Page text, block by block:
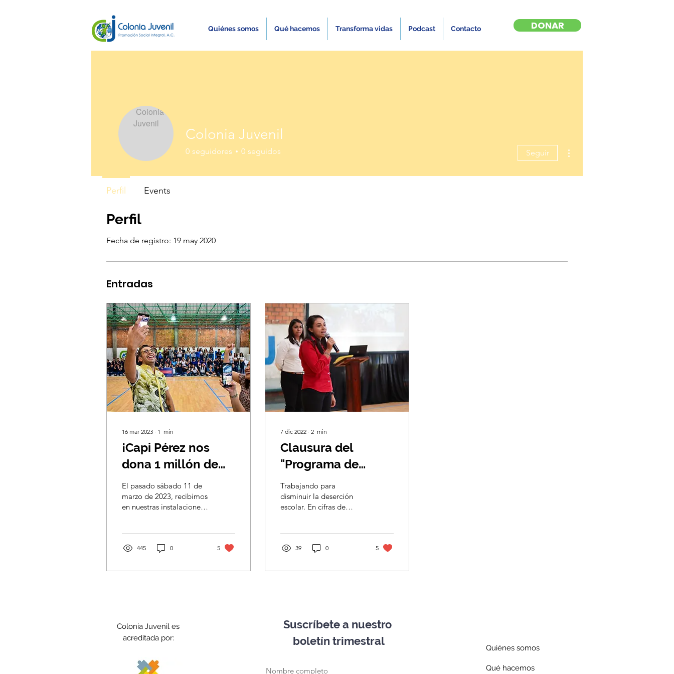
Quiénes somos Qué hacemos Transforma vidas Podcast Contacto DONAR
Perfil
Fecha de registro: 19 may 2020
Entradas
16 mar 2023 ∙ 1 min
¡Capi Pérez nos
dona 1 millón de
pesos!
El pasado sábado 11 de
marzo de 2023, recibimos
en nuestras instalaciones
445 0 5
7 dic 2022 ∙ 2 min
Clausura del
"Programa de
mentorías para el
desarrollo
vocacional y
profesional".
Trabajando para
disminuir la deserción
escolar. En cifras de
39 0 5
Colonia Juvenil
0 seguidores 0 seguidos Seguir
Perfil Events
Colonia Juvenil es
acreditada por:
Suscríbete a nuestro
boletín trimestral
Quiénes somos
Qué hacemos